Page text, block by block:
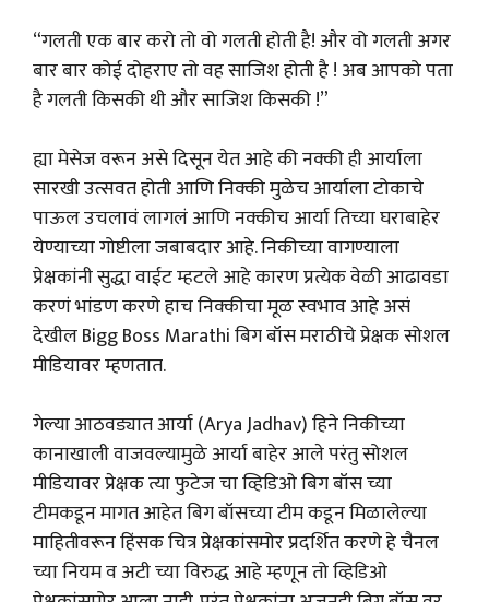
“गलती एक बार करो तो वो गलती होती है! और वो गलती अगर
बार बार कोई दोहराए तो वह साजिश होती है ! अब आपको पता
है गलती किसकी थी और साजिश किसकी !”
ह्या मेसेज वरून असे दिसून येत आहे की नक्की ही आर्याला
सारखी उत्सवत होती आणि निक्की मुळेच आर्याला टोकाचे
पाऊल उचलावं लागलं आणि नक्कीच आर्या तिच्या घराबाहेर
येण्याच्या गोष्टीला जबाबदार आहे. निकीच्या वागण्याला
प्रेक्षकांनी सुद्धा वाईट म्हटले आहे कारण प्रत्येक वेळी आढावडा
करणं भांडण करणे हाच निक्कीचा मूळ स्वभाव आहे असं
देखील Bigg Boss Marathi बिग बॉस मराठीचे प्रेक्षक सोशल
मीडियावर म्हणतात.
गेल्या आठवड्यात आर्या (Arya Jadhav) हिने निकीच्या
कानाखाली वाजवल्यामुळे आर्या बाहेर आले परंतु सोशल
मीडियावर प्रेक्षक त्या फुटेज चा व्हिडिओ बिग बॉस च्या
टीमकडून मागत आहेत बिग बॉसच्या टीम कडून मिळालेल्या
माहितीवरून हिंसक चित्र प्रेक्षकांसमोर प्रदर्शित करणे हे चैनल
च्या नियम व अटी च्या विरुद्ध आहे म्हणून तो व्हिडिओ